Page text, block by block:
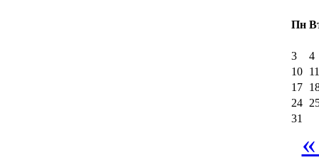
Пн
3
4
10
11
17
24
31